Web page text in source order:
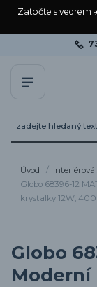
Zatočte s vedrem
Úvod Interiérová
Globo 68396-12
krystalky 12W,
Globo
Moderní